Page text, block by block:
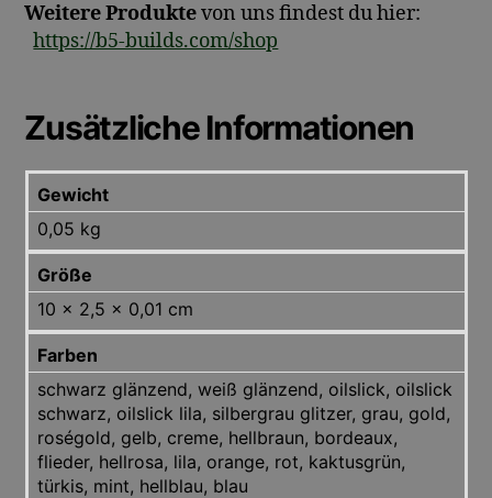
Weitere Produktevon uns findest du hier:
https://b5-builds.com/shop
Zusätzliche Informationen
Gewicht
0,05 kg
Größe
10 × 2,5 × 0,01 cm
Farben
schwarz glänzend, weiß glänzend, oilslick, oilslick
schwarz, oilslick lila, silbergrau glitzer, grau, gold,
roségold, gelb, creme, hellbraun, bordeaux,
flieder, hellrosa, lila, orange, rot, kaktusgrün,
türkis, mint, hellblau, blau